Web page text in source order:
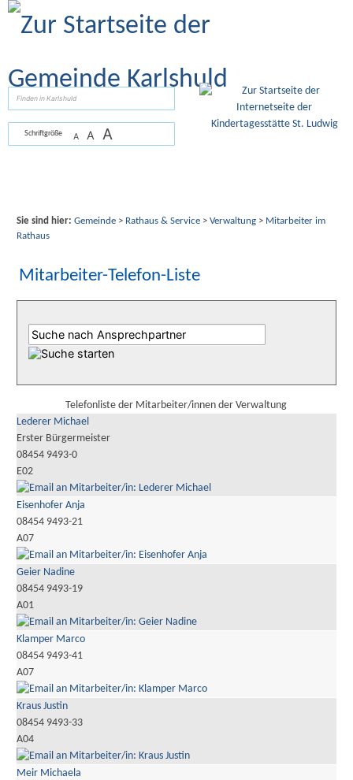
Zum Inhalt
Schriftgröße A A A
Sie sind hier: Gemeinde> Rathaus & Service> Verwaltung> Mitarbeiter im
Rathaus
Mitarbeiter-Telefon-Liste
Telefonliste der Mitarbeiter/innen der Verwaltung
Lederer Michael
Erster Bürgermeister
08454 9493-0
E02
Eisenhofer Anja
08454 9493-21
A07
Geier Nadine
08454 9493-19
A01
Klamper Marco
08454 9493-41
A07
Kraus Justin
08454 9493-33
A04
Meir Michaela